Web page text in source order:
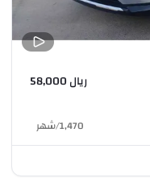
ريال 58,000
1,470
/شهر